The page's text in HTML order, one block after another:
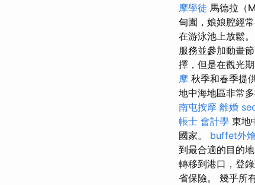
摩學徒 馬德拉（
甸園，娘娘腔經
在游泳池上放鬆
服務並參加動畫
擇，但是在觀光
摩 秋季和春季提
地中海地區非常
南屯按摩 離婚
帳士 會計學 東地
國家。 buffet外
到最合適的目的
轉移到港口，登
省保險。 幾乎所